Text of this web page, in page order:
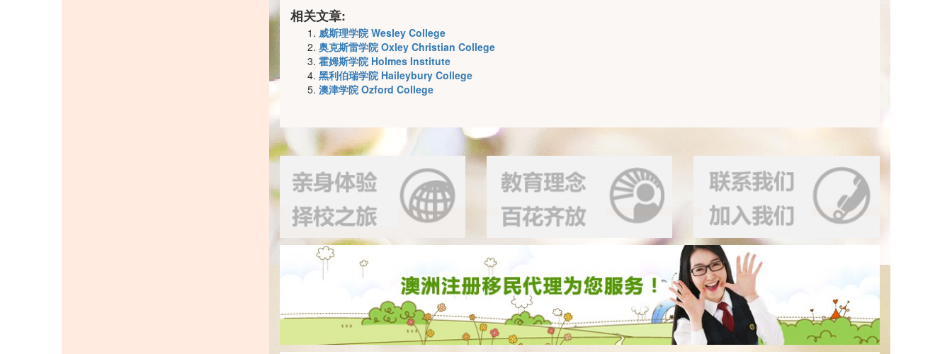
相关文章:
威斯理学院 Wesley College
奥克斯雷学院 Oxley Christian College
霍姆斯学院 Holmes Institute
黑利伯瑞学院 Haileybury College
澳津学院 Ozford College